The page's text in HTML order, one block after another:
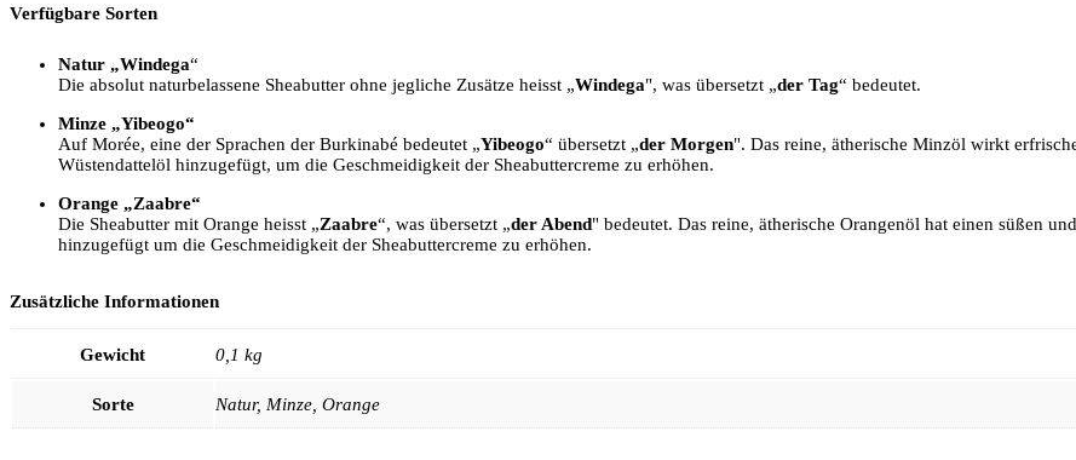
Verfügbare Sorten
Natur „Windega“
Die absolut naturbelassene Sheabutter ohne jegliche Zusätze heisst „Windega", was übersetzt „der Tag“ bedeutet.
Minze „Yibeogo“
Auf Morée, eine der Sprachen der Burkinabé bedeutet „Yibeogo“ übersetzt „der Morgen". Das reine, ätherische Minzöl wirkt
Wüstendattelöl hinzugefügt, um die Geschmeidigkeit der Sheabuttercreme zu erhöhen.
Orange „Zaabre“
Die Sheabutter mit Orange heisst „Zaabre“, was übersetzt „der Abend" bedeutet. Das reine, ätherische Orangenöl hat einen süßen
hinzugefügt um die Geschmeidigkeit der Sheabuttercreme zu erhöhen.
Zusätzliche Informationen
Gewicht 0,1 kg
Sorte Natur, Minze, Orange